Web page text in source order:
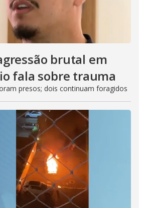
brutal em
fala sobre trauma
presos; dois continuam foragidos